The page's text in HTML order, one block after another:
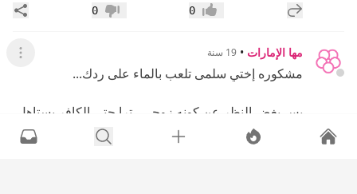
إضافة رد جديد إعجاب0 عدم إعجاب
0
مها الإمارات • 19 سنة عرض
مشكوره إختي سلمى تلعب بالماء على ردك...
بس بغض النظر عن كونه زوجي...ترا حتى الكافر يستاهل
إن الإنسان يدعي له بالهدايه...